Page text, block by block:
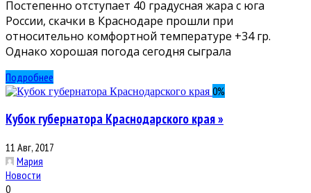
Постепенно отступает 40 градусная жара с юга
России, скачки в Краснодаре прошли при
относительно комфортной температуре +34 гр.
Однако хорошая погода сегодня сыграла
Подробнее
0%
Кубок губернатора Краснодарского края »
11 Авг, 2017
Мария
Новости
0